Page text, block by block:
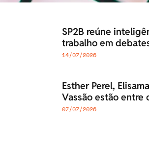
SP2B reúne
trabalho em
14/07/2026
Esther Perel,
Vassão estão entre
07/07/2026